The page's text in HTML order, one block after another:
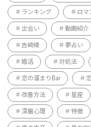
ランキング ロマ
出会い 動画紹介
吉崎綾 夢占い
婚活 対処法
恋の溜まりBar
改善方法 星座
深層心理 特徴